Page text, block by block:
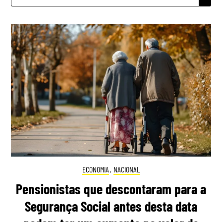
ECONOMIA , NACIONAL
Pensionistas que descontaram para a
Segurança Social antes desta data